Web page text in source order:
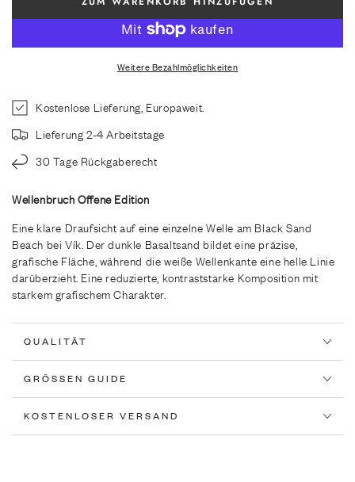
Weitere Bezahlmöglichkeiten
Kostenlose Lieferung, Europaweit.
Lieferung 2-4 Arbeitstage
30 Tage Rückgaberecht
Wellenbruch Offene Edition
Eine klare Draufsicht auf eine einzelne Welle am Black Sand
Beach bei Vík. Der dunkle Basaltsand bildet eine präzise,
grafische Fläche, während die weiße Wellenkante eine helle Linie
darüberzieht. Eine reduzierte, kontraststarke Komposition mit
starkem grafischem Charakter.
QUALITÄT
GRÖSSEN GUIDE
KOSTENLOSER VERSAND